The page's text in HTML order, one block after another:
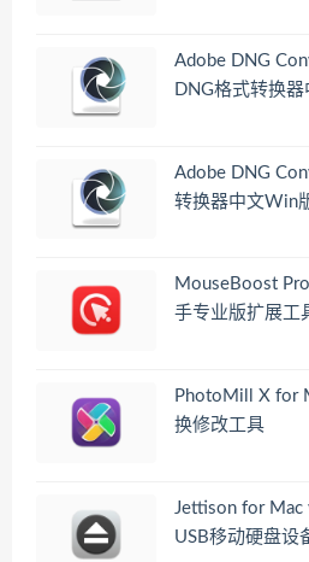
Adobe DNG
DNG格式转换器
Adobe DNG
转换器中文Win
MouseBoost
手专业版扩展工
PhotoMill X for
换修改工具
Jettison for
USB移动硬盘设